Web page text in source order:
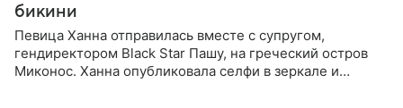
бикини
Певица Ханна отправилась вместе с супругом,
гендиректором Black Star Пашу, на греческий остров
Миконос. Ханна опубликовала селфи в зеркале и